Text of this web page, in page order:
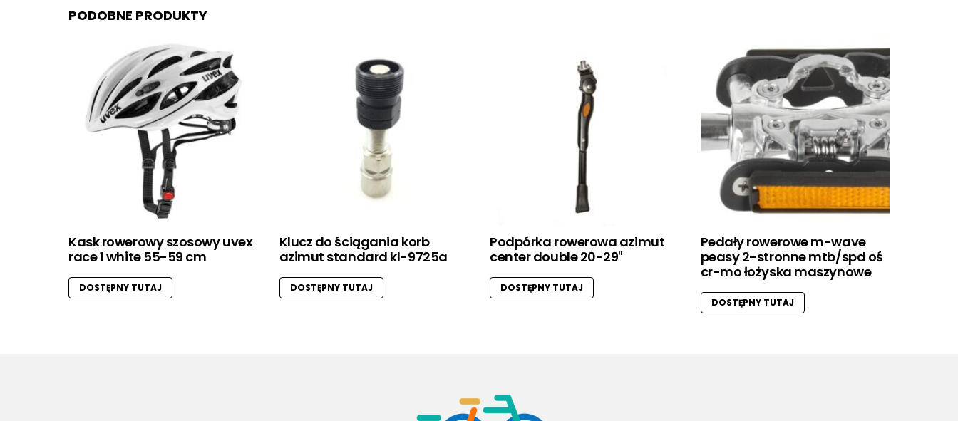
PODOBNE PRODUKTY
Kask rowerowy szosowy uvex
race 1 white 55-59 cm
DOSTĘPNY TUTAJ
Klucz do ściągania korb
azimut standard kl-9725a
DOSTĘPNY TUTAJ
Podpórka rowerowa azimut
center double 20-29″
DOSTĘPNY TUTAJ
Pedały rowerowe m-wave
peasy 2-stronne mtb/spd oś
cr-mo łożyska maszynowe
DOSTĘPNY TUTAJ